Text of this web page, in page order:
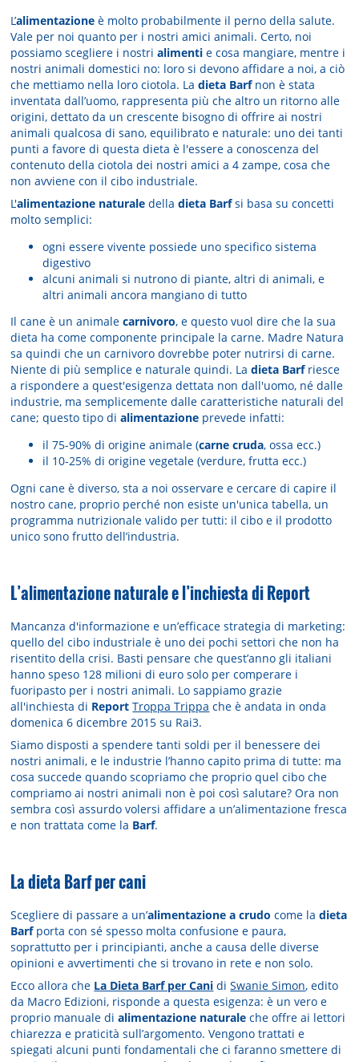
L’alimentazione è molto probabilmente il perno della salute.
Vale per noi quanto per i nostri amici animali. Certo, noi
possiamo scegliere i nostrialimentie cosa mangiare, mentre i
nostri animali domestici no: loro si devono affidare a noi, a ciò
che mettiamo nella loro ciotola. Ladieta Barfnon è stata
inventata dall’uomo, rappresenta più che altro un ritorno alle
origini, dettato da un crescente bisogno di offrire ai nostri
animali qualcosa di sano, equilibrato e naturale: uno dei tanti
punti a favore di questa dieta è l'essere a conoscenza del
contenuto della ciotola dei nostri amici a 4 zampe, cosa che
non avviene con il cibo industriale.
L'alimentazione naturale delladieta Barfsi basa su concetti
molto semplici:
ogni essere vivente possiede uno specifico sistema
digestivo
alcuni animali si nutrono di piante, altri di animali, e
altri animali ancora mangiano di tutto
Il cane è un animalecarnivoro, e questo vuol dire che la sua
dieta ha come componente principale la carne. Madre Natura
sa quindi che un carnivoro dovrebbe poter nutrirsi di carne.
Niente di più semplice e naturale quindi. Ladieta Barfriesce
a rispondere a quest'esigenza dettata non dall'uomo, né dalle
industrie, ma semplicemente dalle caratteristiche naturali del
cane; questo tipo dialimentazione prevede infatti:
il 75-90% di origine animale (carne cruda, ossa ecc.)
il 10-25% di origine vegetale (verdure, frutta ecc.)
Ogni cane è diverso, sta a noi osservare e cercare di capire il
nostro cane, proprio perché non esiste un'unica tabella, un
programma nutrizionale valido per tutti: il cibo e il prodotto
unico sono frutto dell’industria.
L’alimentazione naturale e l’inchiesta di Report
Mancanza d'informazione e un’efficace strategia di marketing:
quello del cibo industriale è uno dei pochi settori che non ha
risentito della crisi. Basti pensare che quest’anno gli italiani
hanno speso 128 milioni di euro solo per comperare i
fuoripasto per i nostri animali. Lo sappiamo grazie
all'inchiesta di Report Troppa Trippa che è andata in onda
domenica 6 dicembre 2015 su Rai3.
Siamo disposti a spendere tanti soldi per il benessere dei
nostri animali, e le industrie l’hanno capito prima di tutte: ma
cosa succede quando scopriamo che proprio quel cibo che
compriamo ai nostri animali non è poi così salutare? Ora non
sembra così assurdo volersi affidare a un’alimentazione fresca
e non trattata come la Barf.
La dieta Barf per cani
Scegliere di passare a un’alimentazione a crudocome la dieta
Barf porta con sé spesso molta confusione e paura,
soprattutto per i principianti, anche a causa delle diverse
opinioni e avvertimenti che si trovano in rete e non solo.
Ecco allora che La Dieta Barf per Cani diSwanie Simon, edito
da Macro Edizioni, risponde a questa esigenza: è un vero e
proprio manuale dialimentazione naturale che offre ai lettori
chiarezza e praticità sull’argomento. Vengono trattati e
spiegati alcuni punti fondamentali che ci faranno smettere di